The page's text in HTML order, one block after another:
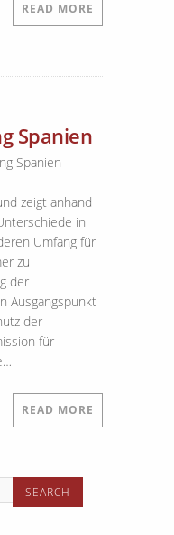
READ MORE
Spanien
Spanien
zeigt anhand
in
Umfang für
zu
der
Ausgangspunkt
der
für
READ MORE